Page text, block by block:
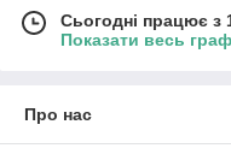
Сьогодні працює з
Показати весь
Про нас